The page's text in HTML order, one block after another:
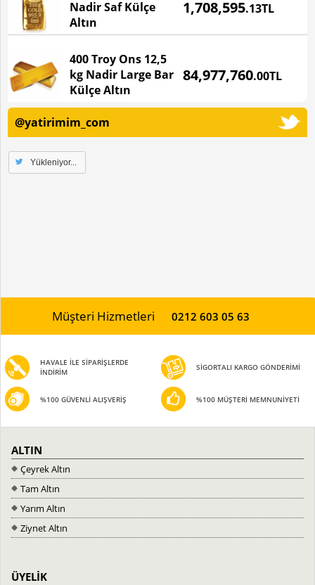
Nadir Saf Külçe
Altın
1,708,595.13TL
400 Troy Ons 12,5
kg Nadir Large Bar
Külçe Altın
84,977,760.00TL
@yatirimim_com
Yükleniyor...
Müşteri Hizmetleri 0212 603 05 63
HAVALE İLE SİPARİŞLERDE
İNDİRİM
SİGORTALI KARGO GÖNDERİMİ
%100 GÜVENLİ ALIŞVERİŞ %100 MÜŞTERİ MEMNUNİYETİ
ALTIN
Çeyrek Altın
Tam Altın
Yarım Altın
Ziynet Altın
ÜYELİK